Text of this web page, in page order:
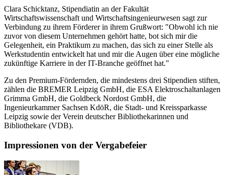
Clara Schicktanz, Stipendiatin an der Fakultät
Wirtschaftswissenschaft und Wirtschaftsingenieurwesen sagt zur
Verbindung zu ihrem Förderer in ihrem Grußwort: "Obwohl ich nie
zuvor von diesem Unternehmen gehört hatte, bot sich mir die
Gelegenheit, ein Praktikum zu machen, das sich zu einer Stelle als
Werkstudentin entwickelt hat und mir die Augen über eine mögliche
zukünftige Karriere in der IT-Branche geöffnet hat."
Zu den Premium-Fördernden, die mindestens drei Stipendien stiften,
zählen die BREMER Leipzig GmbH, die ESA Elektroschaltanlagen
Grimma GmbH, die Goldbeck Nordost GmbH, die
Ingenieurkammer Sachsen KdöR, die Stadt- und Kreissparkasse
Leipzig sowie der Verein deutscher Bibliothekarinnen und
Bibliothekare (VDB).
Impressionen von der Vergabefeier